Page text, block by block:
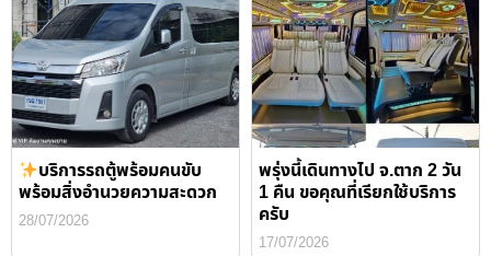
บริการรถตู้พร้อมคนขับ
พร้อมสิ่งอำนวยความสะดวก
28/07/2026
พรุ่งนี้เดินทางไป จ.ตาก 2 วัน
1 คืน ขอคุณที่เรียกใช้บริการ
ครับ
17/07/2026